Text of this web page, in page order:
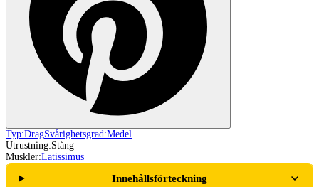
Typ:DragSvårighetsgrad:Medel
Utrustning:Stång
Muskler:Latissimus
Innehållsförteckning